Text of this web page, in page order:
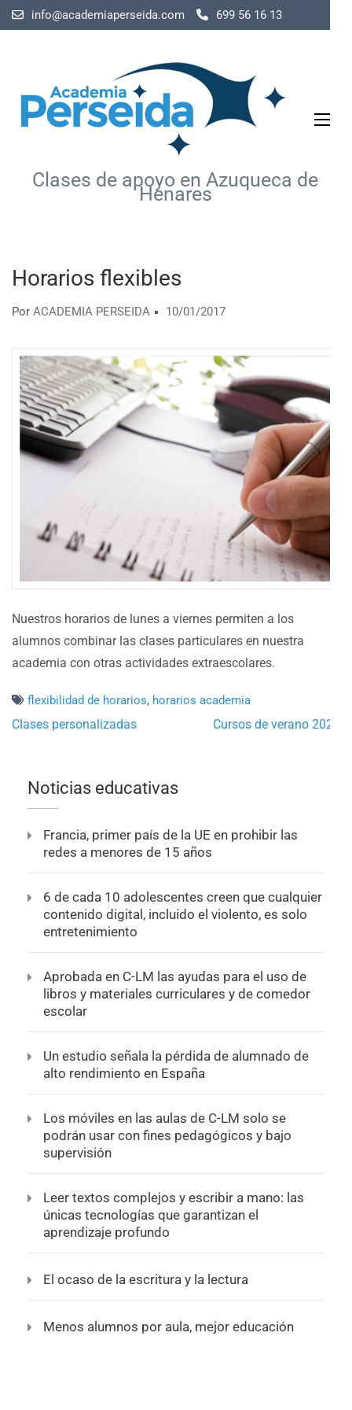
Saltar
al
info@academiaperseida.com 699 56 16 13
Clases de apoyo en Azuqueca de
Henares
Horarios flexibles
Por ACADEMIA PERSEIDA 10/01/2017
Nuestros horarios de lunes a viernes permiten a los
alumnos combinar las clases particulares en nuestra
academia con otras actividades extraescolares.
flexibilidad de horarios, horarios academia
Navegación
Clases personalizadas Cursos de verano 2022
Noticias educativas
Francia, primer país de la UE en prohibir las
redes a menores de 15 años
6 de cada 10 adolescentes creen que cualquier
contenido digital, incluido el violento, es solo
entretenimiento
Aprobada en C-LM las ayudas para el uso de
libros y materiales curriculares y de comedor
escolar
Un estudio señala la pérdida de alumnado de
alto rendimiento en España
Los móviles en las aulas de C-LM solo se
podrán usar con fines pedagógicos y bajo
supervisión
Leer textos complejos y escribir a mano: las
únicas tecnologías que garantizan el
aprendizaje profundo
El ocaso de la escritura y la lectura
Menos alumnos por aula, mejor educación